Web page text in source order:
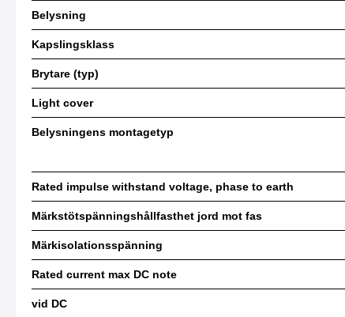
Belysning
Kapslingsklass
Brytare (typ)
Light cover
Belysningens montagetyp
Rated impulse withstand voltage, phase to earth
Märkstötspänningshållfasthet jord mot fas
Märkisolationsspänning
Rated current max DC note
vid DC